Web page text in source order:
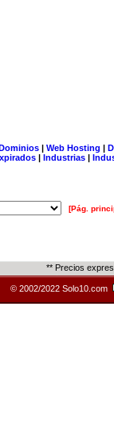
| Web Hosting |
| Industrias |
[Pág.
** Precios
© 2002/2022 Solo10.com